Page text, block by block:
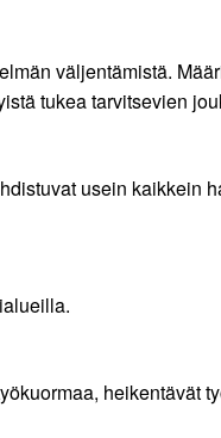
väljentämistä.
tukea tarvitsevien
usein kaikkein
heikentävät